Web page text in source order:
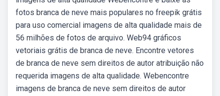
fotos branca de neve mais populares no freepik grátis
para uso comercial imagens de alta qualidade mais de
56 milhões de fotos de arquivo. Web94 gráficos
vetoriais grátis de branca de neve. Encontre vetores
de branca de neve sem direitos de autor atribuição não
requerida imagens de alta qualidade. Webencontre
imagens de branca de neve sem direitos de autor